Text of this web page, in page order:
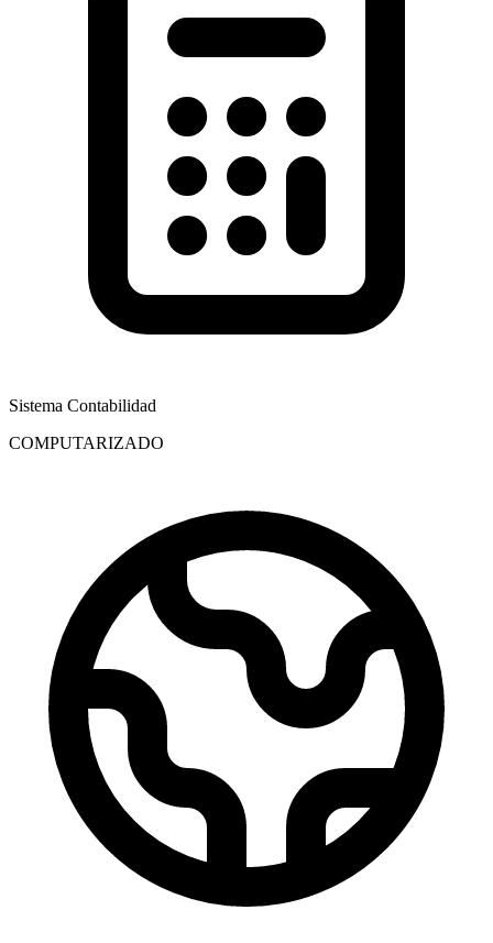
Sistema Contabilidad
COMPUTARIZADO